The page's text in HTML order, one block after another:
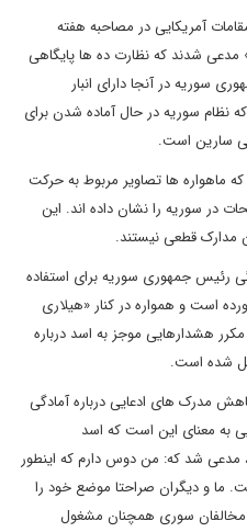
آمریکایی در مصاحبه هفته
شدند که نظارت ده ها پایگاهی
سوریه در آنجا دارای انبار
نظام سوریه در حال آماده شدن برای
سارین است.
ماهواره ها تصاویر مربوط به حرکت
در سوریه را نشان داده اند. این
مدارک قطعی نیستند.
رئیس جمهوری سوریه برای استفاده
است و همواره در کنار «هیلاری
هشدارهایی موجز به اسد درباره
شده است.
مدرک های ادعایی درباره آمادگی
به معنای این است که اسد
مدعی شد که: من دوس دارم که اینطور
ما و دیگران صراحتا موضع خود را
که مخالفان سوری همچنان مشغول